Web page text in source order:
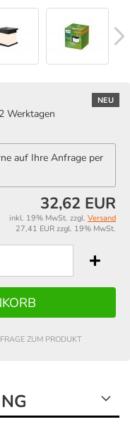
NEU
Werktagen
auf Ihre Anfrage per
32,62 EUR
inkl. 19% MwSt. zzgl. Versand
27,41 EUR zzgl. 19% MwSt.
FRAGE ZUM PRODUKT